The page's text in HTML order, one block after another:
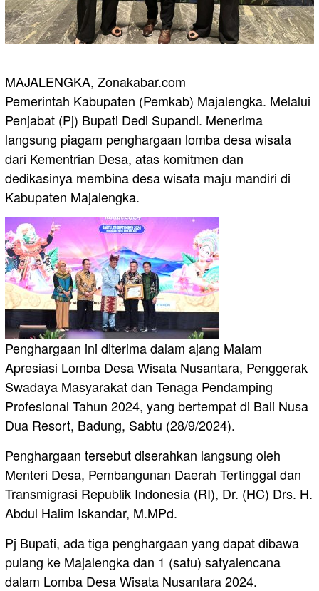
MAJALENGKA, Zonakabar.com
Pemerintah Kabupaten (Pemkab) Majalengka. Melalui
Penjabat (Pj) Bupati Dedi Supandi. Menerima
langsung piagam penghargaan lomba desa wisata
dari Kementrian Desa, atas komitmen dan
dedikasinya membina desa wisata maju mandiri di
Kabupaten Majalengka.
Penghargaan ini diterima dalam ajang Malam
Apresiasi Lomba Desa Wisata Nusantara, Penggerak
Swadaya Masyarakat dan Tenaga Pendamping
Profesional Tahun 2024, yang bertempat di Bali Nusa
Dua Resort, Badung, Sabtu (28/9/2024).
Penghargaan tersebut diserahkan langsung oleh
Menteri Desa, Pembangunan Daerah Tertinggal dan
Transmigrasi Republik Indonesia (RI), Dr. (HC) Drs. H.
Abdul Halim Iskandar, M.MPd.
Pj Bupati, ada tiga penghargaan yang dapat dibawa
pulang ke Majalengka dan 1 (satu) satyalencana
dalam Lomba Desa Wisata Nusantara 2024.